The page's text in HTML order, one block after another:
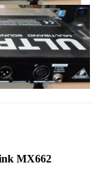
MX662